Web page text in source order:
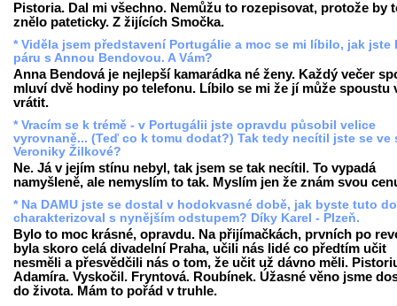
Pistoria. Dal mi všechno. Nemůžu to rozepisovat, protože by
znělo pateticky. Z žijících Smočka.
* Viděla jsem představení Portugálie a moc se mi líbilo, jak jste
páru s Annou Bendovou. A Vám?
Anna Bendová je nejlepší kamarádka né ženy. Každý večer
mluví dvě hodiny po telefonu. Líbilo se mi že jí může spoustu
vrátit.
* Vracím se k trémě - v Portugálii jste opravdu působil velice
vyrovnaně... (Teď co k tomu dodat?) Tak tedy necítil jste se ve
Veroniky Žilkové?
Ne. Já v jejím stínu nebyl, tak jsem se tak necítil. To vypadá
namyšleně, ale nemyslím to tak. Myslím jen že znám svou
* Na DAMU jste se dostal v hodokvasné době, jak byste tuto
charakterizoval s nynějším odstupem? Díky Karel - Plzeň.
Bylo to moc krásné, opravdu. Na přijímačkách, prvních po
byla skoro celá divadelní Praha, učili nás lidé co předtím učit
nesměli a přesvědčili nás o tom, že učit už dávno měli.
Adamíra. Vyskočil. Fryntová. Roubínek. Úžasné věno jsme
do života. Mám to pořád v truhle.